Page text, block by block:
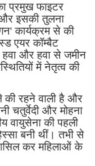
प्रमुख फाइटर
इसकी तुलना
कार्यक्रम से की
एयर कॉम्बैट
हवा और हवा से जमीन
में नेतृत्व की
की रहने वाली है और
चतुर्वेदी और मोहना
वायुसेना की पहली
बनी थीं। तभी से
कर महिलाओं के